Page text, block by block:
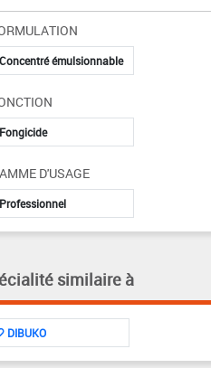
Concentré émulsionnable
Fongicide
D'USAGE
Professionnel
similaire à
DIBUKO